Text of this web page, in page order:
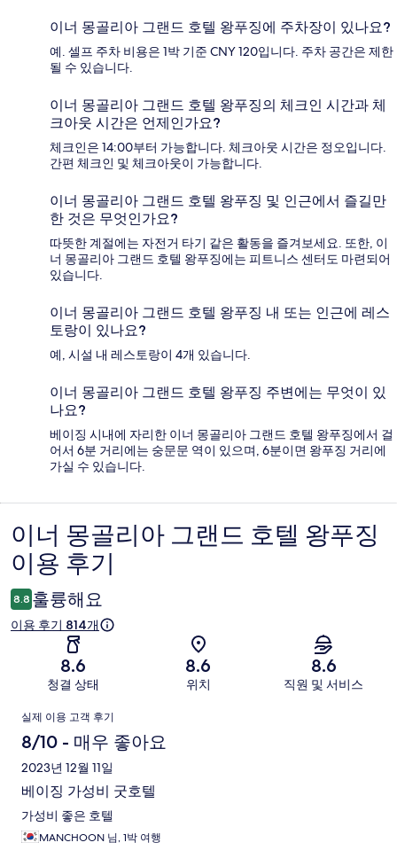
이너 몽골리아 그랜드 호텔 왕푸징에 주차장이 있나요?
예. 셀프 주차 비용은 1박 기준 CNY 120입니다. 주차 공간은 제한
될 수 있습니다.
이너 몽골리아 그랜드 호텔 왕푸징의 체크인 시간과 체
크아웃 시간은 언제인가요?
체크인은 14:00부터 가능합니다. 체크아웃 시간은 정오입니다.
간편 체크인 및 체크아웃이 가능합니다.
이너 몽골리아 그랜드 호텔 왕푸징 및 인근에서 즐길만
한 것은 무엇인가요?
따뜻한 계절에는 자전거 타기 같은 활동을 즐겨보세요. 또한, 이
너 몽골리아 그랜드 호텔 왕푸징에는 피트니스 센터도 마련되어
있습니다.
이너 몽골리아 그랜드 호텔 왕푸징 내 또는 인근에 레스
토랑이 있나요?
예, 시설 내 레스토랑이 4개 있습니다.
이너 몽골리아 그랜드 호텔 왕푸징 주변에는 무엇이 있
나요?
베이징 시내에 자리한 이너 몽골리아 그랜드 호텔 왕푸징에서 걸
어서 6분 거리에는 숭문문 역이 있으며, 6분이면 왕푸징 거리에
가실 수 있습니다.
이
용
후
기
이너 몽골리아 그랜드 호텔 왕푸징
이용 후기
8.8 훌륭해요
이용 후기 814개
8.6
청결 상태
8.6
위치
8.6
직원 및 서비스
이
용
후
기
실제 이용 고객 후기
8/10 - 매우 좋아요
2023년 12월 11일
베이징 가성비 굿호텔
가성비 좋은 호텔
MANCHOON 님, 1박 여행